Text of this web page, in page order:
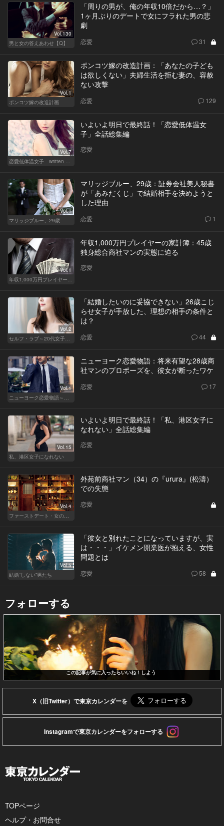
Vol.130
男と女の答えあわせ【Q】
「周りの男が、俺の年収10倍だから…？」
1ヶ月ぶりのデートで女にフラれた男の悲
劇
恋愛 31
Vol.1
ポンコツ嫁の改造計画
ポンコツ嫁の改造計画：「あなたの子ども
は欲しくない」夫婦生活を拒む妻の、容赦
ない攻撃
恋愛 129
Vol.7
いよいよ明日で最終話！「恋愛低体温女
子」全話総集編
恋愛
Vol.1
マリッジブルー、29歳
マリッジブルー、29歳：証券会社美人秘書
が「あみだくじ」で結婚相手を決めようと
した理由
恋愛 1
Vol.1
年収1,000万円プレイヤーの家計簿：45歳
独身総合商社マンの実態に迫る
恋愛
Vol.2
「結婚したいのに妥協できない」26歳こじ
らせ女子が手放した、理想の相手の条件と
は？
恋愛 44
Vol.1
ニューヨーク恋愛物語：将来有望な28歳商
社マンのプロポーズを、彼女が断ったワケ
恋愛 17
Vol.15
私、港区女子になれない
いよいよ明日で最終話！「私、港区女子に
なれない」全話総集編
恋愛
Vol.4
外苑前商社マン（34）の『urura』(松濤）
での失態
恋愛
Vol.5
結婚“しない”男たち
「彼女と別れたことになっていますが、実
は・・・」イケメン開業医が抱える、女性
問題とは
恋愛 58
フォローする
この記事が気に入ったらいいね！しよう
X（旧Twitter）で東京カレンダーを
Instagramで東京カレンダーをフォローする
TOPページ
ヘルプ・お問合せ